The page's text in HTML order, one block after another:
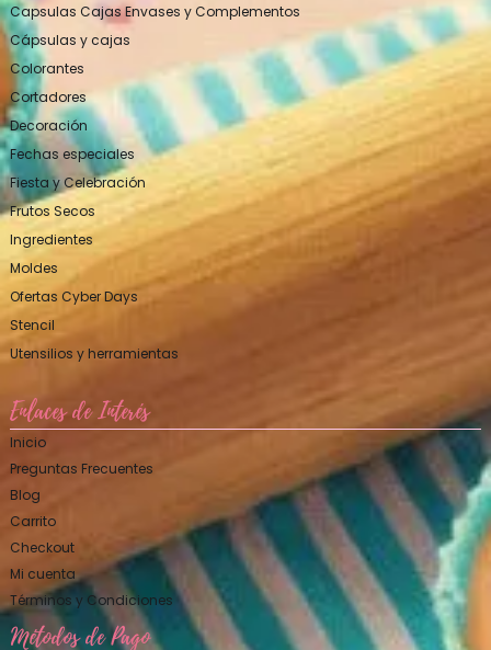
Capsulas Cajas Envases y Complementos
Cápsulas y cajas
Colorantes
Cortadores
Decoración
Fechas especiales
Fiesta y Celebración
Frutos Secos
Ingredientes
Moldes
Ofertas Cyber Days
Stencil
Utensilios y herramientas
Enlaces de Interés
Inicio
Preguntas Frecuentes
Blog
Carrito
Checkout
Mi cuenta
Términos y Condiciones
Métodos de Pago